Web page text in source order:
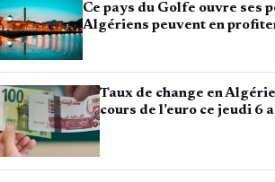
Ce pays du Golfe ouvre ses
Algériens peuvent en
Taux de change en
cours de l’euro ce jeudi 6